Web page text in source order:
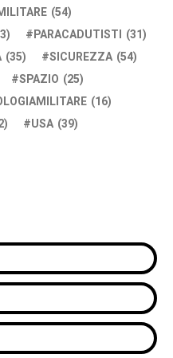
(54)
PARACADUTISTI (31)
(35) SICUREZZA (54)
SPAZIO (25)
(16)
USA (39)